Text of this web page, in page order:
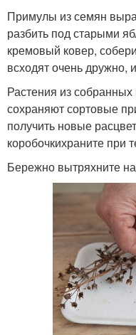
Примулы из семян
разбить под старыми
кремовый ковер,
всходят очень дружно,
Растения из
сохраняют сортовые
получить новые
коробочкихраните
Бережно вытряхните